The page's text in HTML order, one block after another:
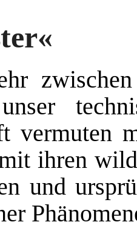
vermuten
ihren
und